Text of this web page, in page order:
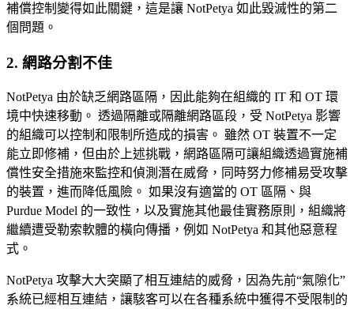
補償控制變得如此關鍵，這是讓 NotPetya 如此毀滅性的第二
個問題。
2. 網路分割不佳
NotPetya 由於缺乏網路區隔，因此能夠在組織的 IT 和 OT 環
境中快速移動。 透過隔離或隔離網路區段，受 NotPetya 影響
的組織可以控制和限制所造成的損害。 雖然 OT 裝置不一定
能立即修補，但由於上述挑戰，網路區隔可讓組織透過實施補
償性安全措施來監控和偵測潛在威脅，同時努力修補易受攻擊
的裝置，進而降低風險。 如果沒有適當的 OT 區隔、與
Purdue Model 的一致性，以及實施其他最佳實務原則，組織將
繼續遭受勒索軟體的橫向傳播，例如 NotPetya 和其他惡意程
式。
NotPetya 攻擊大大突顯了相互連結的威脅，因為先前“氣隙化”
系統已經相互連結，讓駭客可以在各種系統中獲得不受限制的